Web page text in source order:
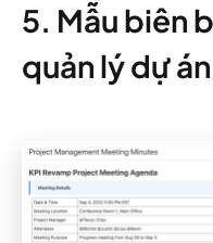
5. Mẫu biên
quản lý dự